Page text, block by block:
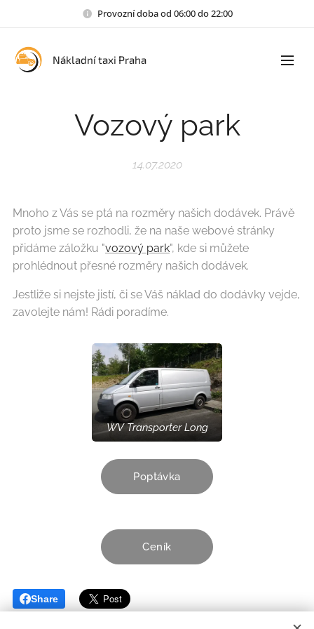
Provozní doba od 06:00 do 22:00
Nákladní taxi Praha
Vozový park
14.07.2020
Mnoho z Vás se ptá na rozměry našich dodávek. Právě
proto jsme se rozhodli, že na naše webové stránky
přidáme záložku "vozový park", kde si můžete
prohlédnout přesné rozměry našich dodávek.
Jestliže si nejste jistí, či se Váš náklad do dodávky vejde,
zavolejte nám! Rádi poradíme.
WV Transporter Long
Poptávka
Ceník
Share